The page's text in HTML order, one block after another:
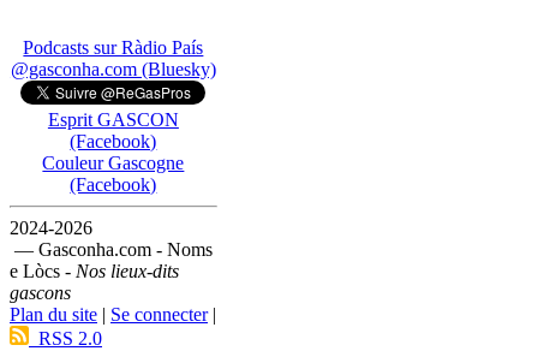
Podcasts sur Ràdio País
@gasconha.com (Bluesky)
Esprit GASCON
(Facebook)
Couleur Gascogne
(Facebook)
2024-2026
— Gasconha.com - Noms
e Lòcs - Nos lieux-dits
gascons
Plan du site | Se connecter|
RSS 2.0